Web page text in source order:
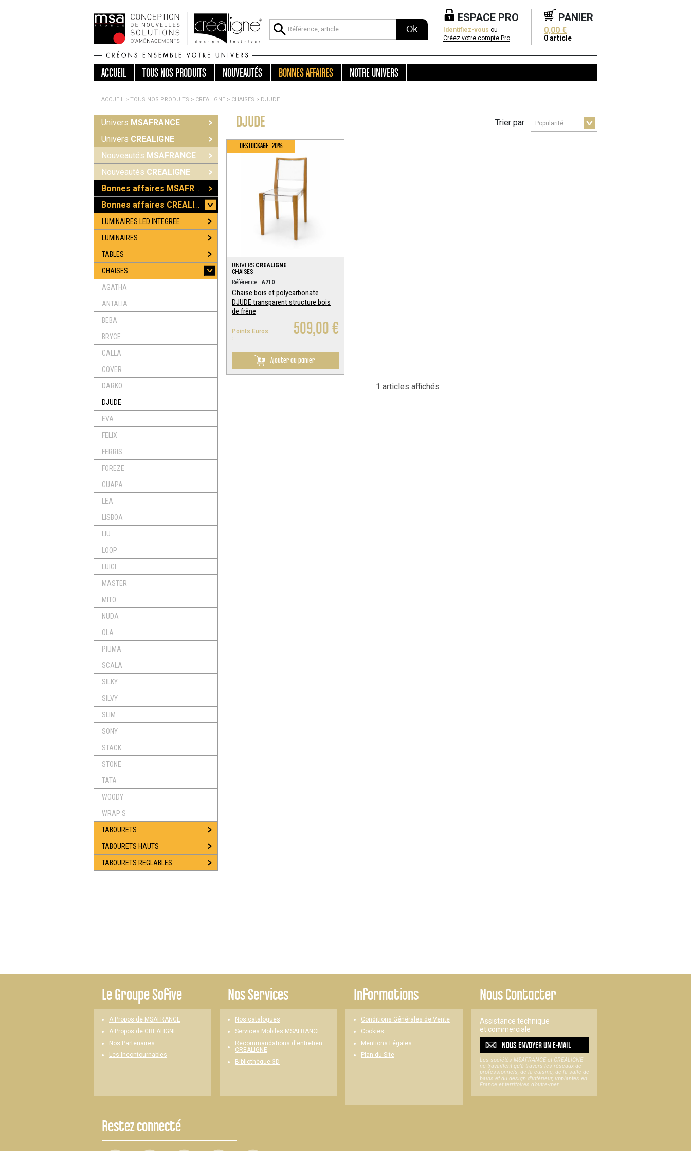
Ok
ESPACE PRO
Identifiez-vous ou
Créez votre compte Pro
PANIER
0,00 €
0article
ACCUEIL TOUSNOS PRODUITS NOUVEAUTÉS BONNES AFFAIRES NOTRE UNIVERS
ACCUEIL > TOUS NOS PRODUITS > CREALIGNE > CHAISES > DJUDE
Univers MSAFRANCE
Univers CREALIGNE
Nouveautés MSAFRANCE
Nouveautés CREALIGNE
Bonnes affaires MSAFRANCE
Bonnes affaires CREALIGNE
LUMINAIRES LED INTEGREE
LUMINAIRES
TABLES
CHAISES
AGATHA
ANTALIA
BEBA
BRYCE
CALLA
COVER
DARKO
DJUDE
EVA
FELIX
FERRIS
FOREZE
GUAPA
LEA
LISBOA
LIU
LOOP
LUIGI
MASTER
MITO
NUDA
OLA
PIUMA
SCALA
SILKY
SILVY
SLIM
SONY
STACK
STONE
TATA
WOODY
WRAP S
TABOURETS
TABOURETS HAUTS
TABOURETS REGLABLES
DJUDE Trier par
DESTOCKAGE -20%
UNIVERS CREALIGNE
CHAISES
Référence : A710
Chaise bois et polycarbonate
DJUDE transparent structure bois
de frêne
Points Euros
:
509,00 €
Ajouter au panier
1 articles affichés
LeGroupe Sofive
A Propos de MSAFRANCE
A Propos de CREALIGNE
Nos Partenaires
Les Incontournables
Nos Services
Nos catalogues
Services Mobiles MSAFRANCE
Recommandations d'entretien
CREALIGNE
Bibliothèque 3D
Informations
Conditions Générales de Vente
Cookies
Mentions Légales
Plan du Site
Nous Contacter
Assistance technique
et commerciale
NOUS ENVOYER UNE-MAIL
Les sociétés MSAFRANCE et CREALIGNE
ne travaillent qu'à travers les réseaux de
professionnels, de la cuisine, de la salle de
bains et du design d'intérieur, implantés en
France et territoires d’outre-mer.
Restez connecté